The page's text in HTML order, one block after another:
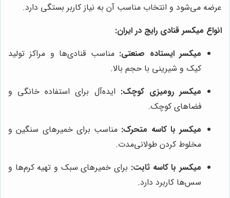
عرضه می‌شود و انتخاب مناسب آن به نیاز کاربر بستگی دارد.
انواع میکسر قنادی رایج در ایران:
میکسر ایستاده صنعتی: مناسب قنادی‌ها و مراکز تولید
کیک و شیرینی با حجم بالا.
میکسر رومیزی کوچک: ایده‌آل برای استفاده خانگی و
فضاهای کوچک.
میکسر با کاسه متحرک: مناسب برای خمیرهای سنگین و
مخلوط کردن طولانی‌مدت.
میکسر با کاسه ثابت: برای خمیرهای سبک و تهیه کرم‌ها و
سس‌ها کاربرد دارد.